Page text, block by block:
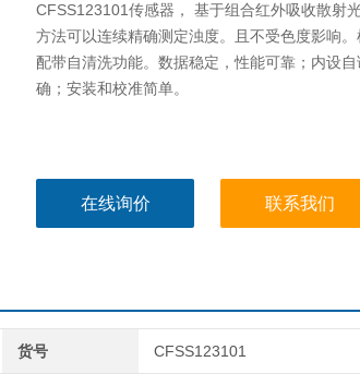
CFSS123101传感器， 基于组合红外吸收散射
方法可以连续精确测定浊度。且不受色度影响
配带自清洗功能。数据稳定，性能可靠；内设
确；安装和校准简单。
在线询价 联系我们
货号 CFSS123101